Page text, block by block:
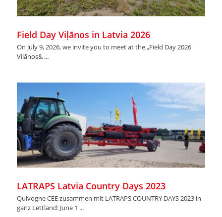
Field Day Viļānos in Latvia 2026
On July 9, 2026, we invite you to meet at the „Field Day 2026
Viļānos& ...
LATRAPS Latvia Country Days 2023
Quivogne CEE zusammen mit LATRAPS COUNTRY DAYS 2023 in
ganz Lettland: June 1 ...